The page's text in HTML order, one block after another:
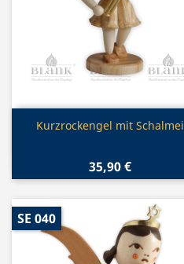
Vorschau
Kurzrockengel mit Schalmei
35,90 €
SE 040